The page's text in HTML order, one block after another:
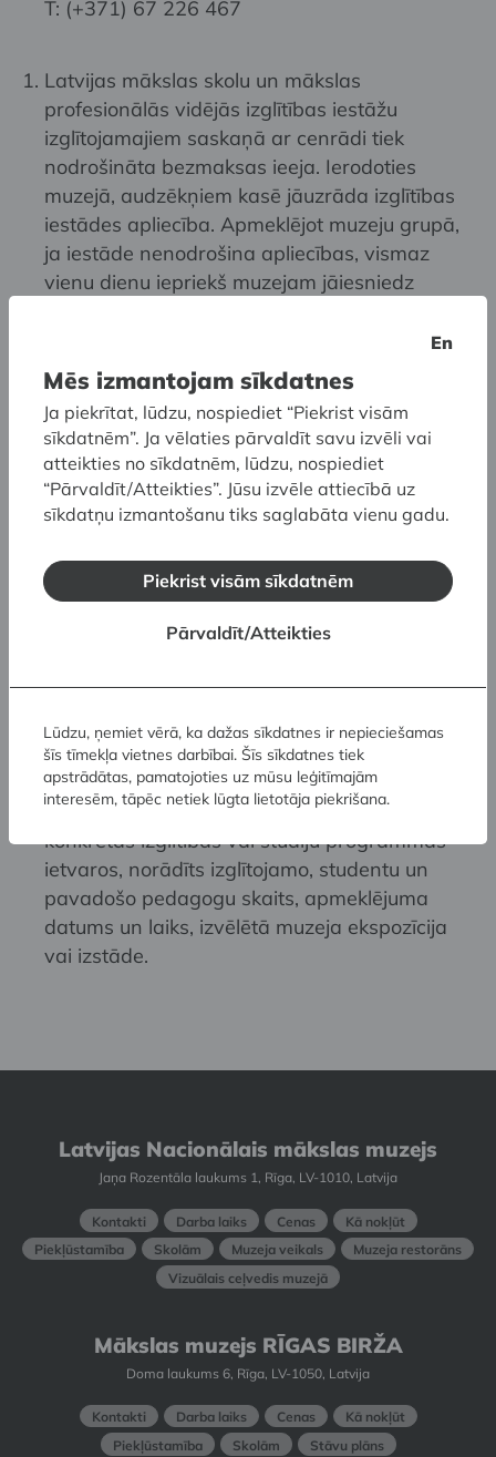
T: (+371) 67 226 467
Latvijas mākslas skolu un mākslas
profesionālās vidējās izglītības iestāžu
izglītojamajiem saskaņā ar cenrādi tiek
nodrošināta bezmaksas ieeja. Ierodoties
muzejā, audzēkņiem kasē jāuzrāda izglītības
iestādes apliecība. Apmeklējot muzeju grupā,
ja iestāde nenodrošina apliecības, vismaz
vienu dienu iepriekš muzejam jāiesniedz
iestādes veidlapas, kurā norādīts izglītojamo
un pavadošo pedagogu skaits, apmeklējuma
datums un laiks, izvēlētā muzeja ekspozīcija
vai izstāde.
Profesionālās vidējās izglītības iestāžu
izglītojamiem vai augstskolu studentiem, kuri
apgūst vai studē vizuālo un lietišķo mākslu,
mantojumu, arhitektūru, restaurāciju, ja
apmeklējums notiek organizētā grupā
izglītības vai studiju procesa ietvaros saskaņā
muzejā.
Vismaz vienu dienu iepriekš muzejam
jāiesniedz rakstveida iesniegums uz konkrētās
izglītības iestādes veidlapas, kurā pamatota
muzeja apmeklējuma nepieciešamība
konkrētās izglītības vai studiju programmas
ietvaros, norādīts izglītojamo, studentu un
pavadošo pedagogu skaits, apmeklējuma
datums un laiks, izvēlētā muzeja ekspozīcija
vai izstāde.
Latvijas Nacionālais mākslas muzejs
Jaņa Rozentāla laukums 1, Rīga, LV-1010, Latvija
Kontakti Darba laiks Cenas
Kā nokļūt
Piekļūstamība
Skolām Muzeja veikals
Muzeja restorāns
Vizuālais ceļvedis muzejā
Mākslas muzejs RĪGAS BIRŽA
Doma laukums 6, Rīga, LV-1050, Latvija
Kontakti Darba laiks Cenas
Kā nokļūt
Piekļūstamība
Skolām
Stāvu plāns
En
Mēs izmantojam sīkdatnes
Ja piekrītat, lūdzu, nospiediet “Piekrist visām
sīkdatnēm”. Ja vēlaties pārvaldīt savu izvēli vai
atteikties no sīkdatnēm, lūdzu, nospiediet
“Pārvaldīt/Atteikties”. Jūsu izvēle attiecībā uz
sīkdatņu izmantošanu tiks saglabāta vienu gadu.
Piekrist visām sīkdatnēm
Pārvaldīt/Atteikties
Lūdzu, ņemiet vērā, ka dažas sīkdatnes ir nepieciešamas
šīs tīmekļa vietnes darbībai. Šīs sīkdatnes tiek
apstrādātas, pamatojoties uz mūsu leģitīmajām
interesēm, tāpēc netiek lūgta lietotāja piekrišana.